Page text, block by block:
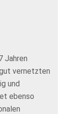
Jahren
vernetzten
und
ebenso